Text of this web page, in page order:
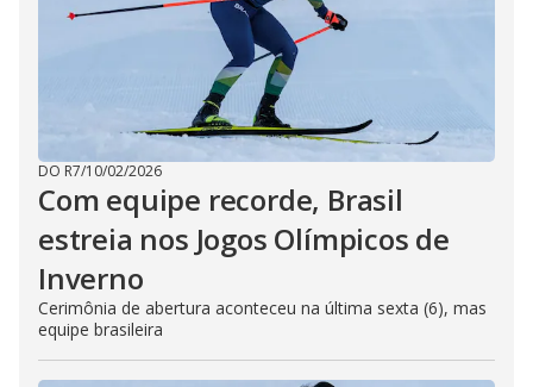
DO R7/10/02/2026
Com equipe recorde, Brasil
estreia nos Jogos Olímpicos de
Inverno
Cerimônia de abertura aconteceu na última sexta (6), mas
equipe brasileira